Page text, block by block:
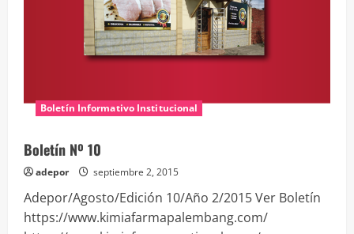
Boletín Informativo Institucional
Boletín Nº 10
adepor septiembre 2, 2015
Adepor/Agosto/Edición 10/Año 2/2015 Ver Boletín
https://www.kimiafarmapalembang.com/